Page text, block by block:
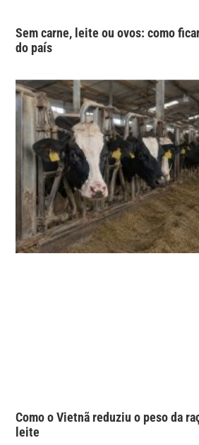
Sem carne, leite ou ovos: como
do país
Como o Vietnã reduziu o peso da
leite